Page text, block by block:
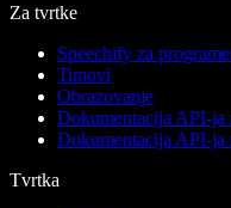
Za tvrtke
Speechify za
Timovi
Obrazovanje
Dokumentacija API-ja
Dokumentacija API-ja
Tvrtka